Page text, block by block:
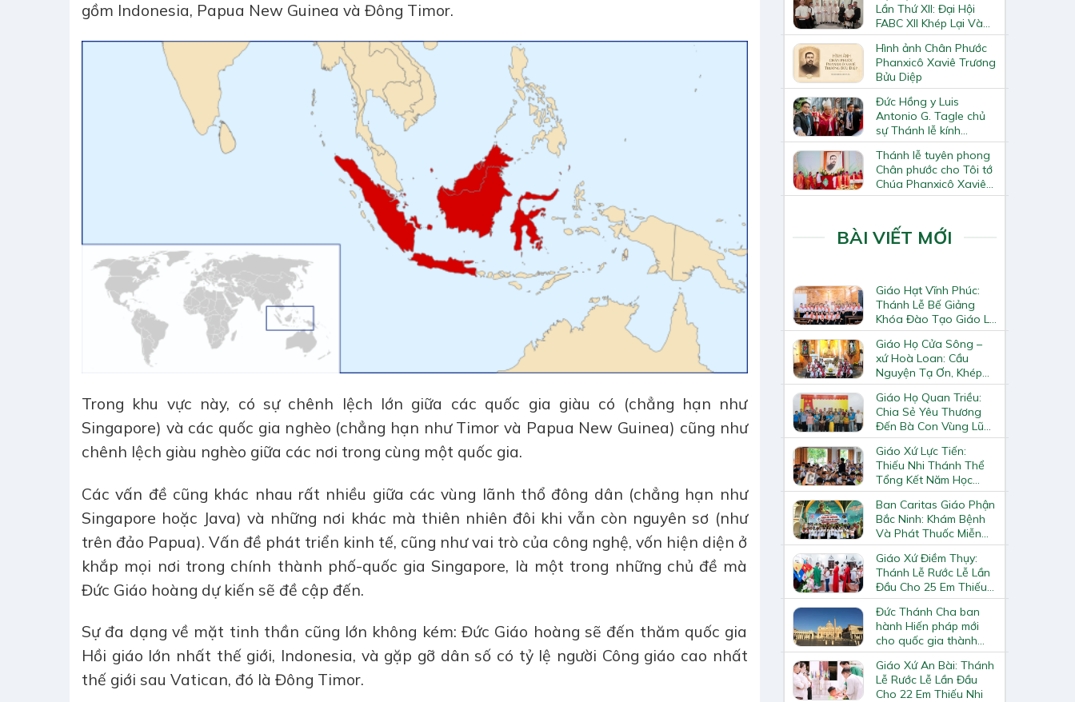
gồm Indonesia, Papua New Guinea và Đông Timor.
Trong khu vực này, có sự chênh lệch lớn giữa các quốc gia giàu có (chẳng hạn như
Singapore) và các quốc gia nghèo (chẳng hạn như Timor và Papua New Guinea) cũng như
chênh lệch giàu nghèo giữa các nơi trong cùng một quốc gia.
Các vấn đề cũng khác nhau rất nhiều giữa các vùng lãnh thổ đông dân (chẳng hạn như
Singapore hoặc Java) và những nơi khác mà thiên nhiên đôi khi vẫn còn nguyên sơ (như
trên đảo Papua). Vấn đề phát triển kinh tế, cũng như vai trò của công nghệ, vốn hiện diện ở
khắp mọi nơi trong chính thành phố-quốc gia Singapore, là một trong những chủ đề mà
Đức Giáo hoàng dự kiến sẽ đề cập đến.
Sự đa dạng về mặt tinh thần cũng lớn không kém: Đức Giáo hoàng sẽ đến thăm quốc gia
Hồi giáo lớn nhất thế giới, Indonesia, và gặp gỡ dân số có tỷ lệ người Công giáo cao nhất
thế giới sau Vatican, đó là Đông Timor.
Lần Thứ XII: Đại Hội
FABC XII Khép Lại Và
Mở Ra Một Hành Trình
Mới Cho Giáo Hội Tại
Châu Á
Hình ảnh Chân Phước
Phanxicô Xaviê Trương
Bửu Diệp
Đức Hồng y Luis
Antonio G. Tagle chủ
sự Thánh lễ kính
Thánh Tô-ma Tông đồ
tại Nhà thờ Chính tòa
Hà Nội
Thánh lễ tuyên phong
Chân phước cho Tôi tớ
Chúa Phanxicô Xaviê
Trương Bửu Diệp
BÀI VIẾT MỚI
Giáo Hạt Vĩnh Phúc:
Thánh Lễ Bế Giảng
Khóa Đào Tạo Giáo Lý
Viên – Huynh Trưởng
Cấp II
Giáo Họ Cửa Sông –
xứ Hoà Loan: Cầu
Nguyện Tạ Ơn, Khép
Lại Khóa Huấn Luyện
Giáo Lý Viên Cấp II
Giáo Họ Quan Triều:
Chia Sẻ Yêu Thương
Đến Bà Con Vùng Lũ
Lai Châu
Giáo Xứ Lực Tiến:
Thiếu Nhi Thánh Thể
Tổng Kết Năm Học
Giáo Lý
Ban Caritas Giáo Phận
Bắc Ninh: Khám Bệnh
Và Phát Thuốc Miễn
Phí Tại Giáo Xứ Đồng
Chương
Giáo Xứ Điềm Thụy:
Thánh Lễ Rước Lễ Lần
Đầu Cho 25 Em Thiếu
Nhi
Đức Thánh Cha ban
hành Hiến pháp mới
cho quốc gia thành
Vatican
Giáo Xứ An Bài: Thánh
Lễ Rước Lễ Lần Đầu
Cho 22 Em Thiếu Nhi